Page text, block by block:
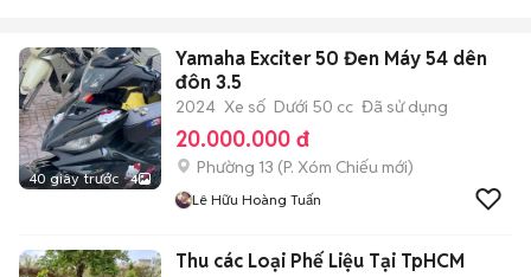
40 giây trước 4
Yamaha Exciter 50 Đen Máy 54 dên
đôn 3.5
2024 Xe số Dưới 50 cc Đã sử dụng
20.000.000 đ
Phường 13 (P. Xóm Chiếu mới)
Lê Hữu Hoàng Tuấn
Thu các Loại Phế Liệu Tại TpHCM